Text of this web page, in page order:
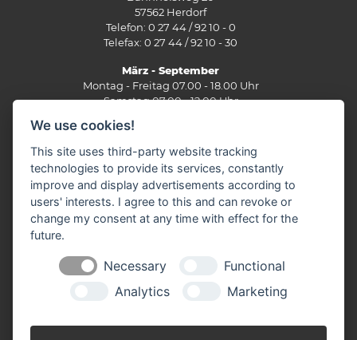
57562 Herdorf
Telefon: 0 27 44 / 92 10 - 0
Telefax: 0 27 44 / 92 10 - 30
März - September
Montag - Freitag 07.00 - 18.00 Uhr
Samstag 07.00 - 12.00 Uhr
Oktober - Februar
Montag - Freitag 07.30 - 17.30 Uhr
Samstag 07.30 - 12.00 Uhr
Filiale Burbach
Ernst-Heinkel-Straße 12
Fax: 0 27 36 / 49 10 62
E-Mail: info(at)stuenn-baustoffe.de
März - September
We use cookies!
This site uses third-party website tracking
technologies to provide its services, constantly
improve and display advertisements according to
users' interests. I agree to this and can revoke or
change my consent at any time with effect for the
future.
Necessary
Functional
Analytics
Marketing